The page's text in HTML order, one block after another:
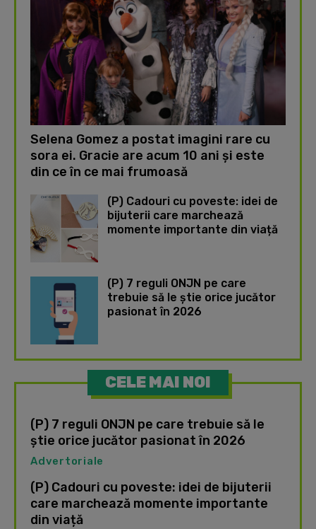
Selena Gomez a postat imagini rare cu
sora ei. Gracie are acum 10 ani și este
din ce în ce mai frumoasă
(P) Cadouri cu poveste: idei de
bijuterii care marchează
momente importante din viață
(P) 7 reguli ONJN pe care
trebuie să le știe orice jucător
pasionat în 2026
CELE MAI NOI
(P) 7 reguli ONJN pe care trebuie să le
știe orice jucător pasionat în 2026
Advertoriale
(P) Cadouri cu poveste: idei de bijuterii
care marchează momente importante
din viață